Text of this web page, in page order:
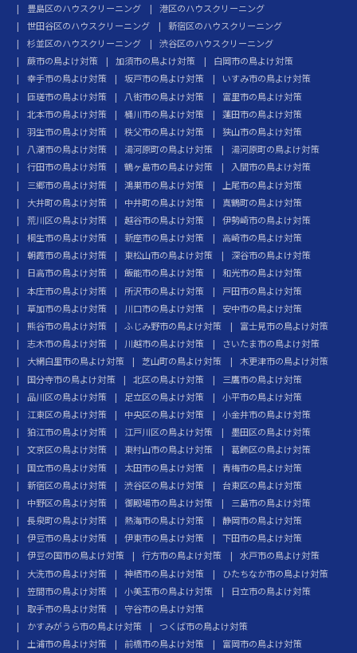
豊島区のハウスクリーニング
港区のハウスクリーニング
世田谷区のハウスクリーニング
新宿区のハウスクリーニング
杉並区のハウスクリーニング
渋谷区のハウスクリーニング
蕨市の鳥よけ対策
加須市の鳥よけ対策
白岡市の鳥よけ対策
幸手市の鳥よけ対策
坂戸市の鳥よけ対策
いすみ市の鳥よけ対策
匝瑳市の鳥よけ対策
八街市の鳥よけ対策
富里市の鳥よけ対策
北本市の鳥よけ対策
桶川市の鳥よけ対策
蓮田市の鳥よけ対策
羽生市の鳥よけ対策
秩父市の鳥よけ対策
狭山市の鳥よけ対策
八潮市の鳥よけ対策
湯河原町の鳥よけ対策
湯河原町の鳥よけ対策
行田市の鳥よけ対策
鶴ヶ島市の鳥よけ対策
入間市の鳥よけ対策
三郷市の鳥よけ対策
鴻巣市の鳥よけ対策
上尾市の鳥よけ対策
大井町の鳥よけ対策
中井町の鳥よけ対策
真鶴町の鳥よけ対策
荒川区の鳥よけ対策
越谷市の鳥よけ対策
伊勢崎市の鳥よけ対策
桐生市の鳥よけ対策
新座市の鳥よけ対策
高崎市の鳥よけ対策
朝霞市の鳥よけ対策
東松山市の鳥よけ対策
深谷市の鳥よけ対策
日高市の鳥よけ対策
飯能市の鳥よけ対策
和光市の鳥よけ対策
本庄市の鳥よけ対策
所沢市の鳥よけ対策
戸田市の鳥よけ対策
草加市の鳥よけ対策
川口市の鳥よけ対策
安中市の鳥よけ対策
熊谷市の鳥よけ対策
ふじみ野市の鳥よけ対策
富士見市の鳥よけ対策
志木市の鳥よけ対策
川越市の鳥よけ対策
さいたま市の鳥よけ対策
大網白里市の鳥よけ対策
芝山町の鳥よけ対策
木更津市の鳥よけ対策
国分寺市の鳥よけ対策
北区の鳥よけ対策
三鷹市の鳥よけ対策
品川区の鳥よけ対策
足立区の鳥よけ対策
小平市の鳥よけ対策
江東区の鳥よけ対策
中央区の鳥よけ対策
小金井市の鳥よけ対策
狛江市の鳥よけ対策
江戸川区の鳥よけ対策
墨田区の鳥よけ対策
文京区の鳥よけ対策
東村山市の鳥よけ対策
葛飾区の鳥よけ対策
国立市の鳥よけ対策
太田市の鳥よけ対策
青梅市の鳥よけ対策
新宿区の鳥よけ対策
渋谷区の鳥よけ対策
台東区の鳥よけ対策
中野区の鳥よけ対策
御殿場市の鳥よけ対策
三島市の鳥よけ対策
長泉町の鳥よけ対策
熱海市の鳥よけ対策
静岡市の鳥よけ対策
伊豆市の鳥よけ対策
伊東市の鳥よけ対策
下田市の鳥よけ対策
伊豆の国市の鳥よけ対策
行方市の鳥よけ対策
水戸市の鳥よけ対策
大洗市の鳥よけ対策
神栖市の鳥よけ対策
ひたちなか市の鳥よけ対策
笠間市の鳥よけ対策
小美玉市の鳥よけ対策
日立市の鳥よけ対策
取手市の鳥よけ対策
守谷市の鳥よけ対策
かすみがうら市の鳥よけ対策
つくば市の鳥よけ対策
土浦市の鳥よけ対策
前橋市の鳥よけ対策
富岡市の鳥よけ対策